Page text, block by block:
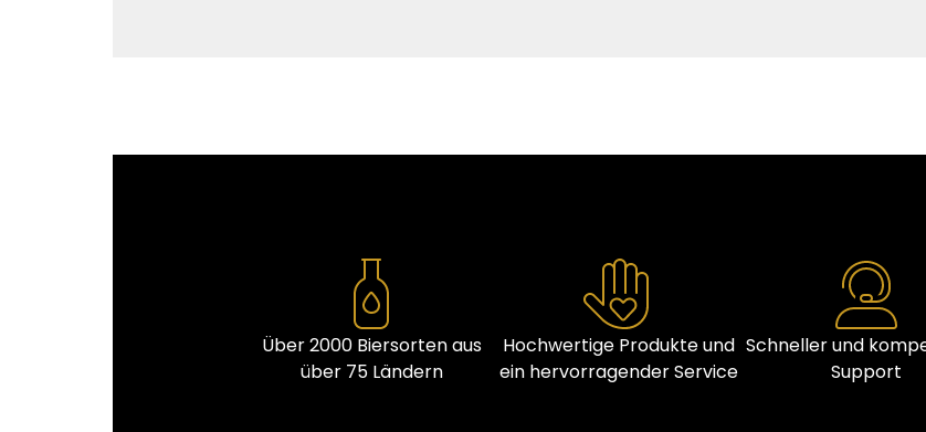
Über 2000 Biersorten aus
über 75 Ländern
Hochwertige Produkte und
ein hervorragender Service
Schneller und
Support